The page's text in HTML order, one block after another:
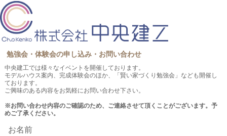
勉強会・体験会の申し込み・お問い合わせ
中央建工では様々なイベントを開催しております。
モデルハウス案内、完成体験会のほか、「賢い家づくり勉強会」なども開催し
ております。
ご興味のある内容をお気軽にお問い合わせ下さい。
※お問い合わせ内容のご確認のため、ご連絡させて頂くことがございます。予
めご了承ください。
お名前